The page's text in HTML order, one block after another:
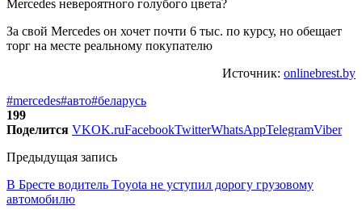
За свой Mercedes он хочет почти 6 тыс. по курсу, но обещает
торг на месте реальному покупателю
Источник: onlinebrest.by
#mercedes#авто#беларусь
199
Поделится VKOK.ruFacebookTwitterWhatsAppTelegramViber
Предыдущая запись
В Бресте водитель Toyota не уступил дорогу грузовому
автомобилю